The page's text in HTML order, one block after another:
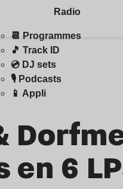
Radio
📆 Programmes
🎵 Track ID
💿 DJ sets
🎙️ Podcasts
📱 Appli
en 6